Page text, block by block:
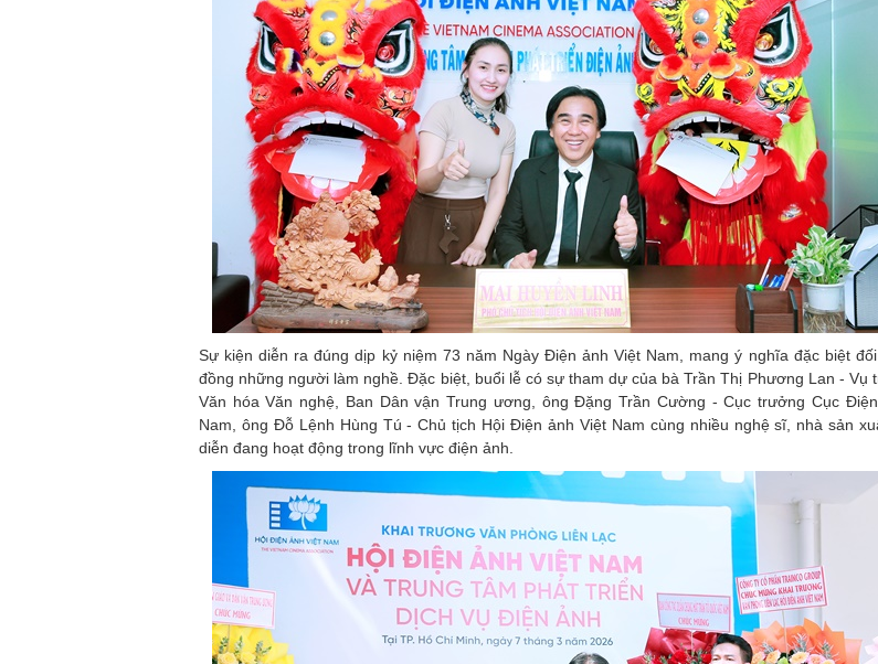
Sự kiện diễn ra đúng dịp kỷ niệm 73 năm Ngày Điện ảnh Việt Nam, mang ý nghĩa đặc biệt
đồng những người làm nghề. Đặc biệt, buổi lễ có sự tham dự của bà Trần Thị Phương Lan - Vụ
Văn hóa Văn nghệ, Ban Dân vận Trung ương, ông Đặng Trần Cường - Cục trưởng Cục
Nam, ông Đỗ Lệnh Hùng Tú - Chủ tịch Hội Điện ảnh Việt Nam cùng nhiều nghệ sĩ, nhà sản
diễn đang hoạt động trong lĩnh vực điện ảnh.